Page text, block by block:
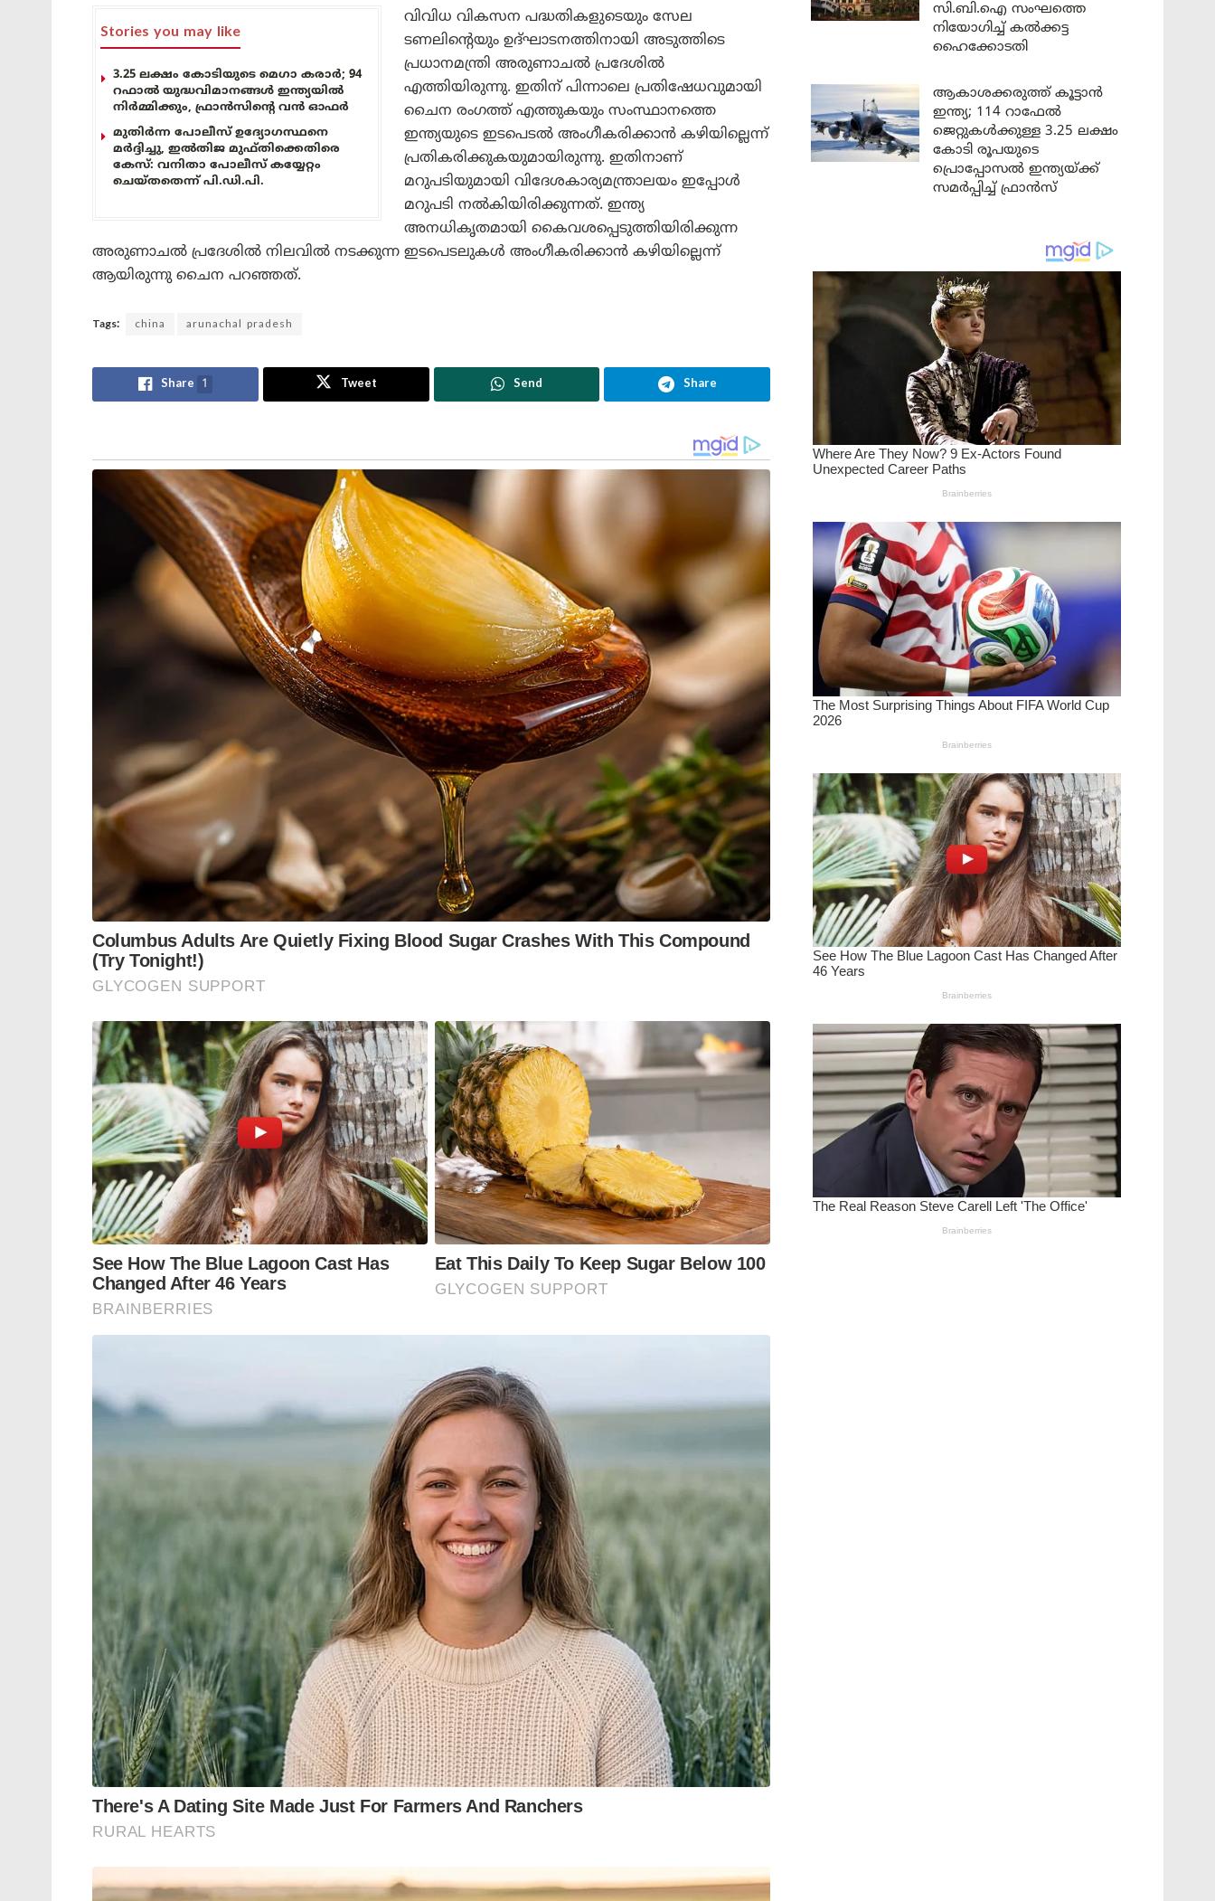
Stories you may like
3.25 ലക്ഷം കോടിയുടെ മെഗാ കരാർ; 94
റഫാൽ യുദ്ധവിമാനങ്ങൾ ഇന്ത്യയിൽ
നിർമ്മിക്കും, ഫ്രാൻസിന്റെ വൻ ഓഫർ
മുതിർന്ന പോലീസ് ഉദ്യോഗസ്ഥനെ
മർദ്ദിച്ചു, ഇൽതിജ മുഫ്തിക്കെതിരെ
കേസ്: വനിതാ പോലീസ് കയ്യേറ്റം
ചെയ്തതെന്ന് പി.ഡി.പി.
വിവിധ വികസന പദ്ധതികളുടെയും സേല
ടണലിന്റെയും ഉദ്ഘാടനത്തിനായി അടുത്തിടെ
പ്രധാനമന്ത്രി അരുണാചൽ പ്രദേശിൽ
എത്തിയിരുന്നു. ഇതിന് പിന്നാലെ പ്രതിഷേധവുമായി
ചൈന രംഗത്ത് എത്തുകയും സംസ്ഥാനത്തെ
ഇന്ത്യയുടെ ഇടപെടൽ അംഗീകരിക്കാൻ കഴിയില്ലെന്ന്
പ്രതികരിക്കുകയുമായിരുന്നു. ഇതിനാണ്
മറുപടിയുമായി വിദേശകാര്യമന്ത്രാലയം ഇപ്പോൾ
മറുപടി നൽകിയിരിക്കുന്നത്. ഇന്ത്യ
അനധികൃതമായി കൈവശപ്പെടുത്തിയിരിക്കുന്ന
അരുണാചൽ പ്രദേശിൽ നിലവിൽ നടക്കുന്ന ഇടപെടലുകൾ അംഗീകരിക്കാൻ കഴിയില്ലെന്ന്
ആയിരുന്നു ചൈന പറഞ്ഞത്.
Tags: china arunachal pradesh
Share 1 Tweet Send Share
സി.ബി.ഐ സംഘത്തെ
നിയോഗിച്ച് കൽക്കട്ട
ഹൈക്കോടതി
ആകാശക്കരുത്ത് കൂട്ടാൻ
ഇന്ത്യ; 114 റാഫേൽ
ജെറ്റുകൾക്കുള്ള 3.25 ലക്ഷം
കോടി രൂപയുടെ
പ്രൊപ്പോസൽ ഇന്ത്യയ്ക്ക്
സമർപ്പിച്ച് ഫ്രാൻസ്